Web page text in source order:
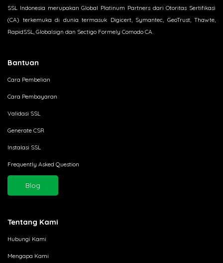
SSL Indonesia merupakan Global Platinum Partners dari Otoritas Sertifikasi
(CA) terkemuka di dunia termasuk Digicert, Symantec, GeoTrust, Thawte,
RapidSSL, Globalsign dan Sectigo Formely Comodo CA.
Bantuan
Cara Pembelian
Cara Pembayaran
Validasi SSL
Generate CSR
Instalasi SSL
Frequently Asked Question
Blog
Tentang Kami
Hubungi Kami
Mengapa Kami